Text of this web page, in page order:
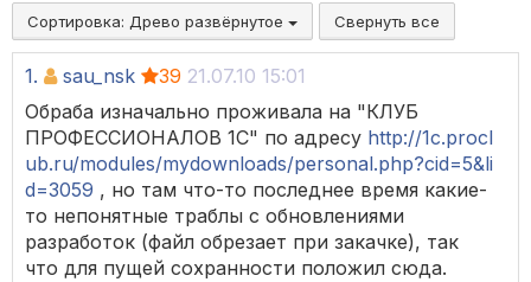
Сортировка: Древо развёрнутое Свернуть все
1. sau_nsk 39 21.07.10 15:01
Обраба изначально проживала на "КЛУБ
ПРОФЕССИОНАЛОВ 1С" по адресу http://1c.procl
ub.ru/modules/mydownloads/personal.php?cid=5&li
d=3059 , но там что-то последнее время какие-
то непонятные траблы с обновлениями
разработок (файл обрезает при закачке), так
что для пущей сохранности положил сюда.